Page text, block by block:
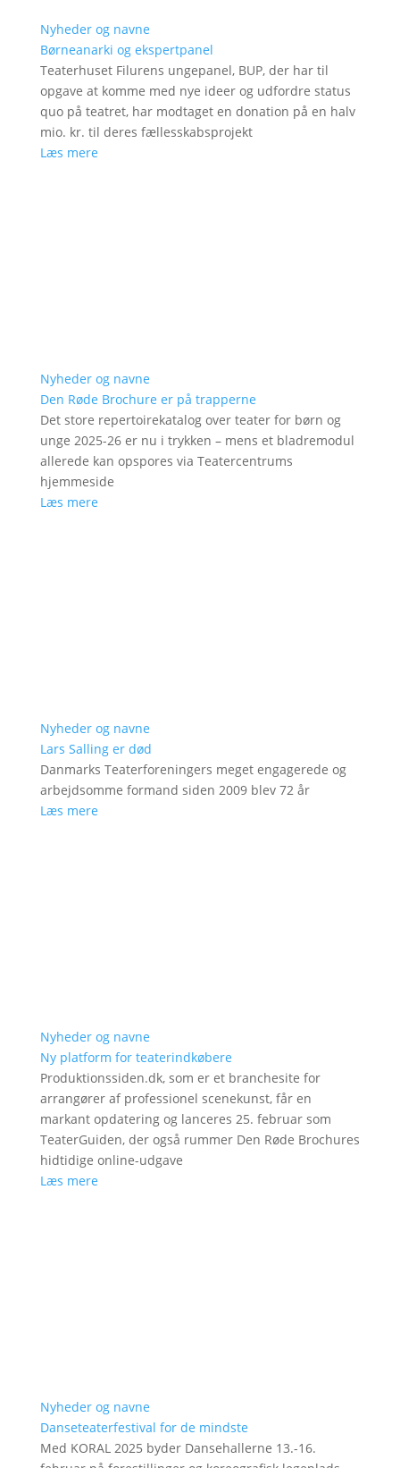
Nyheder og navne
Børneanarki og ekspertpanel
Teaterhuset Filurens ungepanel, BUP, der har til
opgave at komme med nye ideer og udfordre status
quo på teatret, har modtaget en donation på en halv
mio. kr. til deres fællesskabsprojekt
Læs mere
Nyheder og navne
Den Røde Brochure er på trapperne
Det store repertoirekatalog over teater for børn og
unge 2025-26 er nu i trykken – mens et bladremodul
allerede kan opspores via Teatercentrums
hjemmeside
Læs mere
Nyheder og navne
Lars Salling er død
Danmarks Teaterforeningers meget engagerede og
arbejdsomme formand siden 2009 blev 72 år
Læs mere
Nyheder og navne
Ny platform for teaterindkøbere
Produktionssiden.dk, som er et branchesite for
arrangører af professionel scenekunst, får en
markant opdatering og lanceres 25. februar som
TeaterGuiden, der også rummer Den Røde Brochures
hidtidige online-udgave
Læs mere
Nyheder og navne
Danseteaterfestival for de mindste
Med KORAL 2025 byder Dansehallerne 13.-16.